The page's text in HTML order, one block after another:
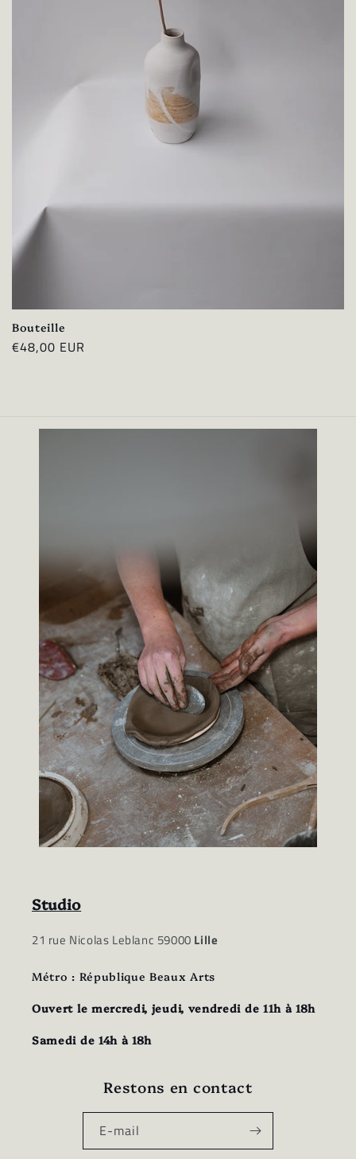
Bouteille
Prix
€48,00 EUR
Studio
21 rue Nicolas Leblanc 59000 Lille
Métro : République Beaux Arts
Ouvert le mercredi, jeudi, vendredi de 11h à 18h
Samedi de 14h à 18h
Restons en contact
E-mail